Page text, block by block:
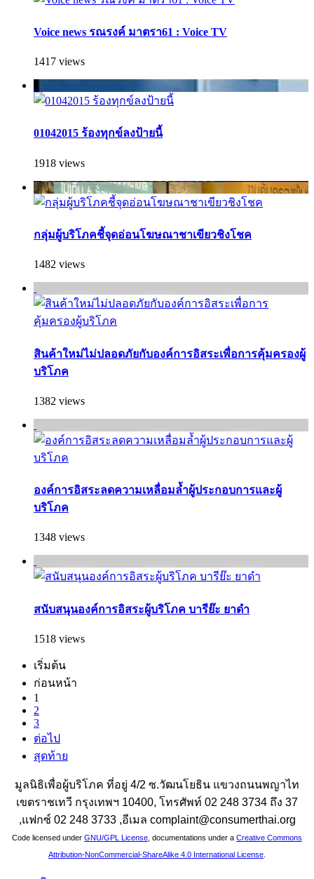
Voice news รณรงค์ มาตรา61 : Voice TV
1417 views
01042015 ร้องทุกข์ลงป้ายนี้
1918 views
กลุ่มผู้บริโภคชี้จุดอ่อนโฆษณาชาเขียวชิงโชค
1482 views
สินค้าใหม่ไม่ปลอดภัยกับองค์การอิสระเพื่อการคุ้มครองผู้
บริโภค
1382 views
องค์การอิสระลดความเหลื่อมล้ำผู้ประกอบการและผู้
บริโภค
1348 views
สนับสนุนองค์การอิสระผู้บริโภค บารีย๊ะ ยาดำ
1518 views
เริ่มต้น
ก่อนหน้า
1
2
3
ต่อไป
สุดท้าย
มูลนิธิเพื่อผู้บริโภค ที่อยู่ 4/2 ซ.วัฒนโยธิน แขวงถนนพญาไท
เขตราชเทวี กรุงเทพฯ 10400, โทรศัพท์ 02 248 3734 ถึง 37
,แฟกซ์ 02 248 3733 ,อีเมล complaint@consumerthai.org
Code licensed under GNU/GPL License , documentations under a Creative Commons
Attribution-NonCommercial-ShareAlike 4.0 International License